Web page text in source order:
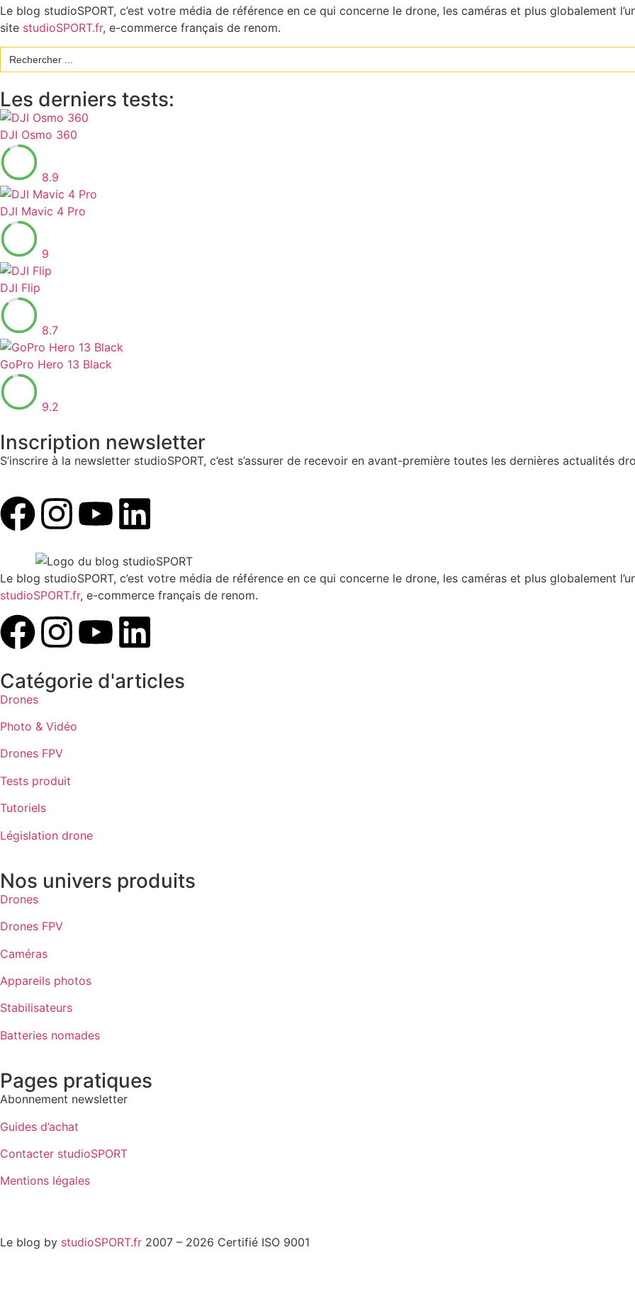
Le blog studioSPORT, c’est votre média de référence en ce qui concerne le drone, les caméras et plus globalement
site studioSPORT.fr, e-commerce français de renom.
Search
for:
Les derniers tests:
DJI Osmo 360
8.9
DJI Mavic 4 Pro
9
DJI Flip
8.7
GoPro Hero 13 Black
9.2
Inscription newsletter
S’inscrire à la newsletter studioSPORT, c’est s’assurer de recevoir en avant-première toutes les dernières actualités
Le blog studioSPORT, c’est votre média de référence en ce qui concerne le drone, les caméras et plus globalement
studioSPORT.fr, e-commerce français de renom.
Catégorie d'articles
Drones
Photo & Vidéo
Drones FPV
Tests produit
Tutoriels
Législation drone
Nos univers produits
Drones
Drones FPV
Caméras
Appareils photos
Stabilisateurs
Batteries nomades
Pages pratiques
Abonnement newsletter
Guides d’achat
Contacter studioSPORT
Mentions légales
Le blog by studioSPORT.fr 2007 – 2026 Certifié ISO 9001